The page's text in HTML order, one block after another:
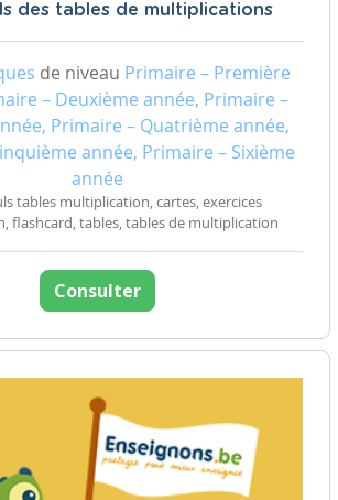
des tables de multiplications
de niveau Primaire – Première
– Deuxième année, Primaire –
Primaire – Quatrième année,
année, Primaire – Sixième
année
tables multiplication, cartes, exercices
flashcard, tables, tables de multiplication
Consulter